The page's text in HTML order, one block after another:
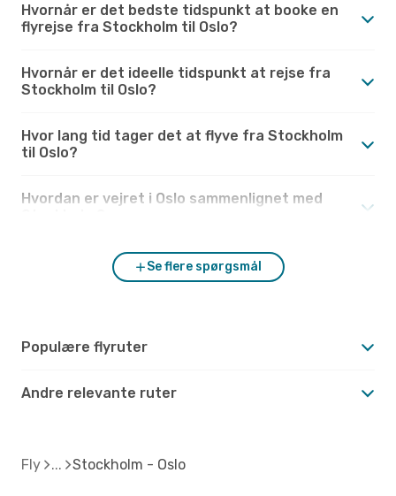
Hvornår er det bedste tidspunkt at booke en
flyrejse fra Stockholm til Oslo?
Hvornår er det ideelle tidspunkt at rejse fra
Stockholm til Oslo?
Hvor lang tid tager det at flyve fra Stockholm
til Oslo?
Hvordan er vejret i Oslo sammenlignet med
Se flere spørgsmål
Populære flyruter
Andre relevante ruter
Fly Stockholm - Oslo